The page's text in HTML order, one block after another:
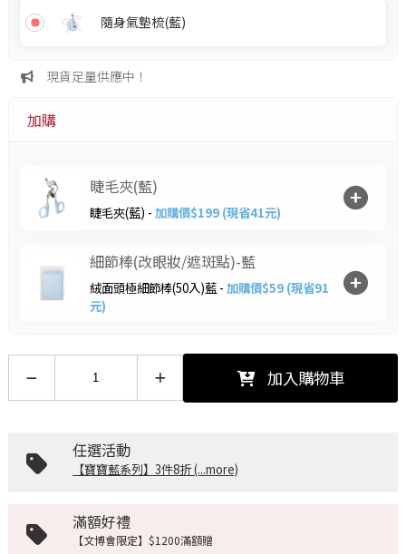
隨身氣墊梳(藍)
現貨足量供應中！
加購
睫毛夾(藍)
睫毛夾(藍) - 加購價$199 (現省41元)
細節棒(改眼妝/遮斑點)-藍
絨面頭極細節棒(50入)藍 - 加購價$59 (現省91
元)
加入購物車
任選活動
【寶寶藍系列】3件8折 (...more)
滿額好禮
【文博會限定】$1200滿額贈